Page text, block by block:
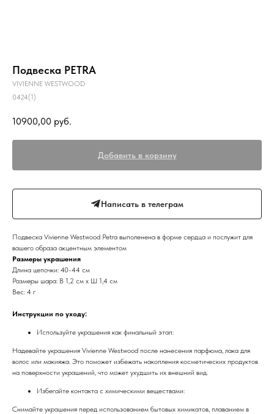
Подвеска PETRA
VIVIENNE WESTWOOD
0424(1)
10900,00 руб.
Добавить в корзину
Написать в телеграм
Подвеска Vivienne Westwood Petra выполенена в форме сердца и послужит для
вашего образа акцентным элементом
Размеры украшения
Длина цепочки: 40-44 см
Размеры шара: В 1,2 см x Ш 1,4 см
Вес: 4 г
Инструкции по уходу:
Используйте украшения как финальный этап:
Надевайте украшения Vivienne Westwood после нанесения парфюма, лака для
волос или макияжа. Это поможет избежать накопления косметических продуктов
на поверхности украшений, что может ухудшить их внешний вид.
Избегайте контакта с химическими веществами:
Снимайте украшения перед использованием бытовых химикатов, плаванием в